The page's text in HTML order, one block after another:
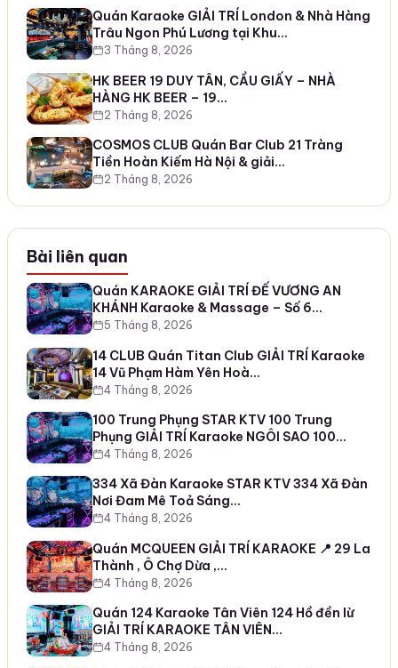
Quán Karaoke GIẢI TRÍ London & Nhà Hàng
Trâu Ngon Phú Lương tại Khu…
3 Tháng 8, 2026
HK BEER 19 DUY TÂN, CẦU GIẤY – NHÀ
HÀNG HK BEER – 19…
2 Tháng 8, 2026
COSMOS CLUB Quán Bar Club 21 Tràng
Tiền Hoàn Kiếm Hà Nội & giải…
2 Tháng 8, 2026
Bài liên quan
Quán KARAOKE GIẢI TRÍ ĐẾ VƯƠNG AN
KHÁNH Karaoke & Massage – Số 6…
5 Tháng 8, 2026
14 CLUB Quán Titan Club GIẢI TRÍ Karaoke
14 Vũ Phạm Hàm Yên Hoà…
4 Tháng 8, 2026
100 Trung Phụng STAR KTV 100 Trung
Phụng GIẢI TRÍ Karaoke NGÔI SAO 100…
4 Tháng 8, 2026
334 Xã Đàn Karaoke STAR KTV 334 Xã Đàn
Nơi Đam Mê Toả Sáng…
4 Tháng 8, 2026
Quán MCQUEEN GIẢI TRÍ KARAOKE 📍 29 La
Thành , Ô Chợ Dừa ,…
4 Tháng 8, 2026
Quán 124 Karaoke Tân Viên 124 Hồ đền lừ
GIẢI TRÍ KARAOKE TÂN VIÊN…
4 Tháng 8, 2026